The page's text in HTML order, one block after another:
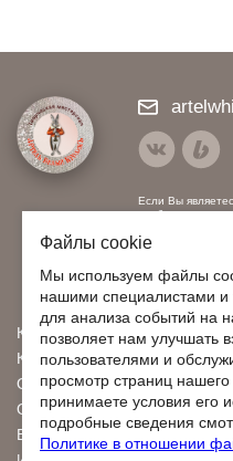
Каталог
Контакты
Оплата
Отправка
Бонусы и скидки
Если Вы
изображения,
на наших
заключения
If you are the
opposed to
into a contract for
Файлы cookie
Мы используем файлы
нашими специалистами и
для анализа событий на
позволяет нам улучшать
пользователями и
просмотр страниц
принимаете условия его
подробные сведения
Политике в отношении